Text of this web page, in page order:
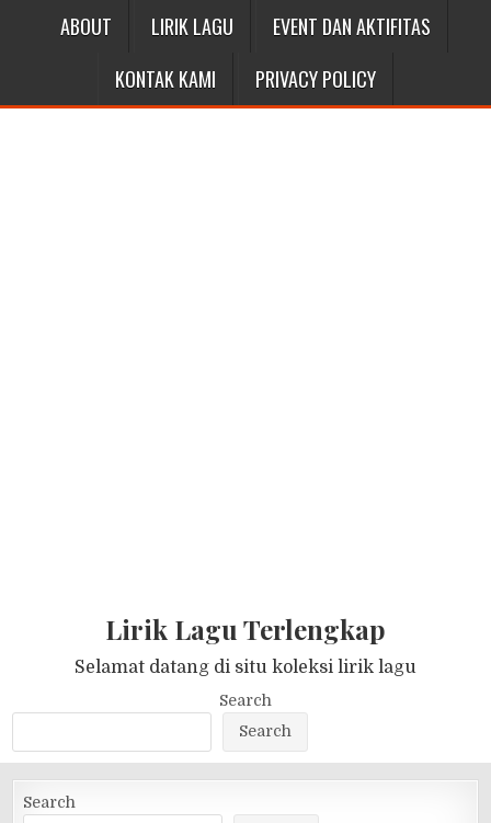
ABOUT LIRIK LAGU
EVENT DAN AKTIFITAS
KONTAK KAMI
PRIVACY POLICY
Lirik Lagu Terlengkap
Selamat datang di situ koleksi lirik lagu
Search
Search
Search